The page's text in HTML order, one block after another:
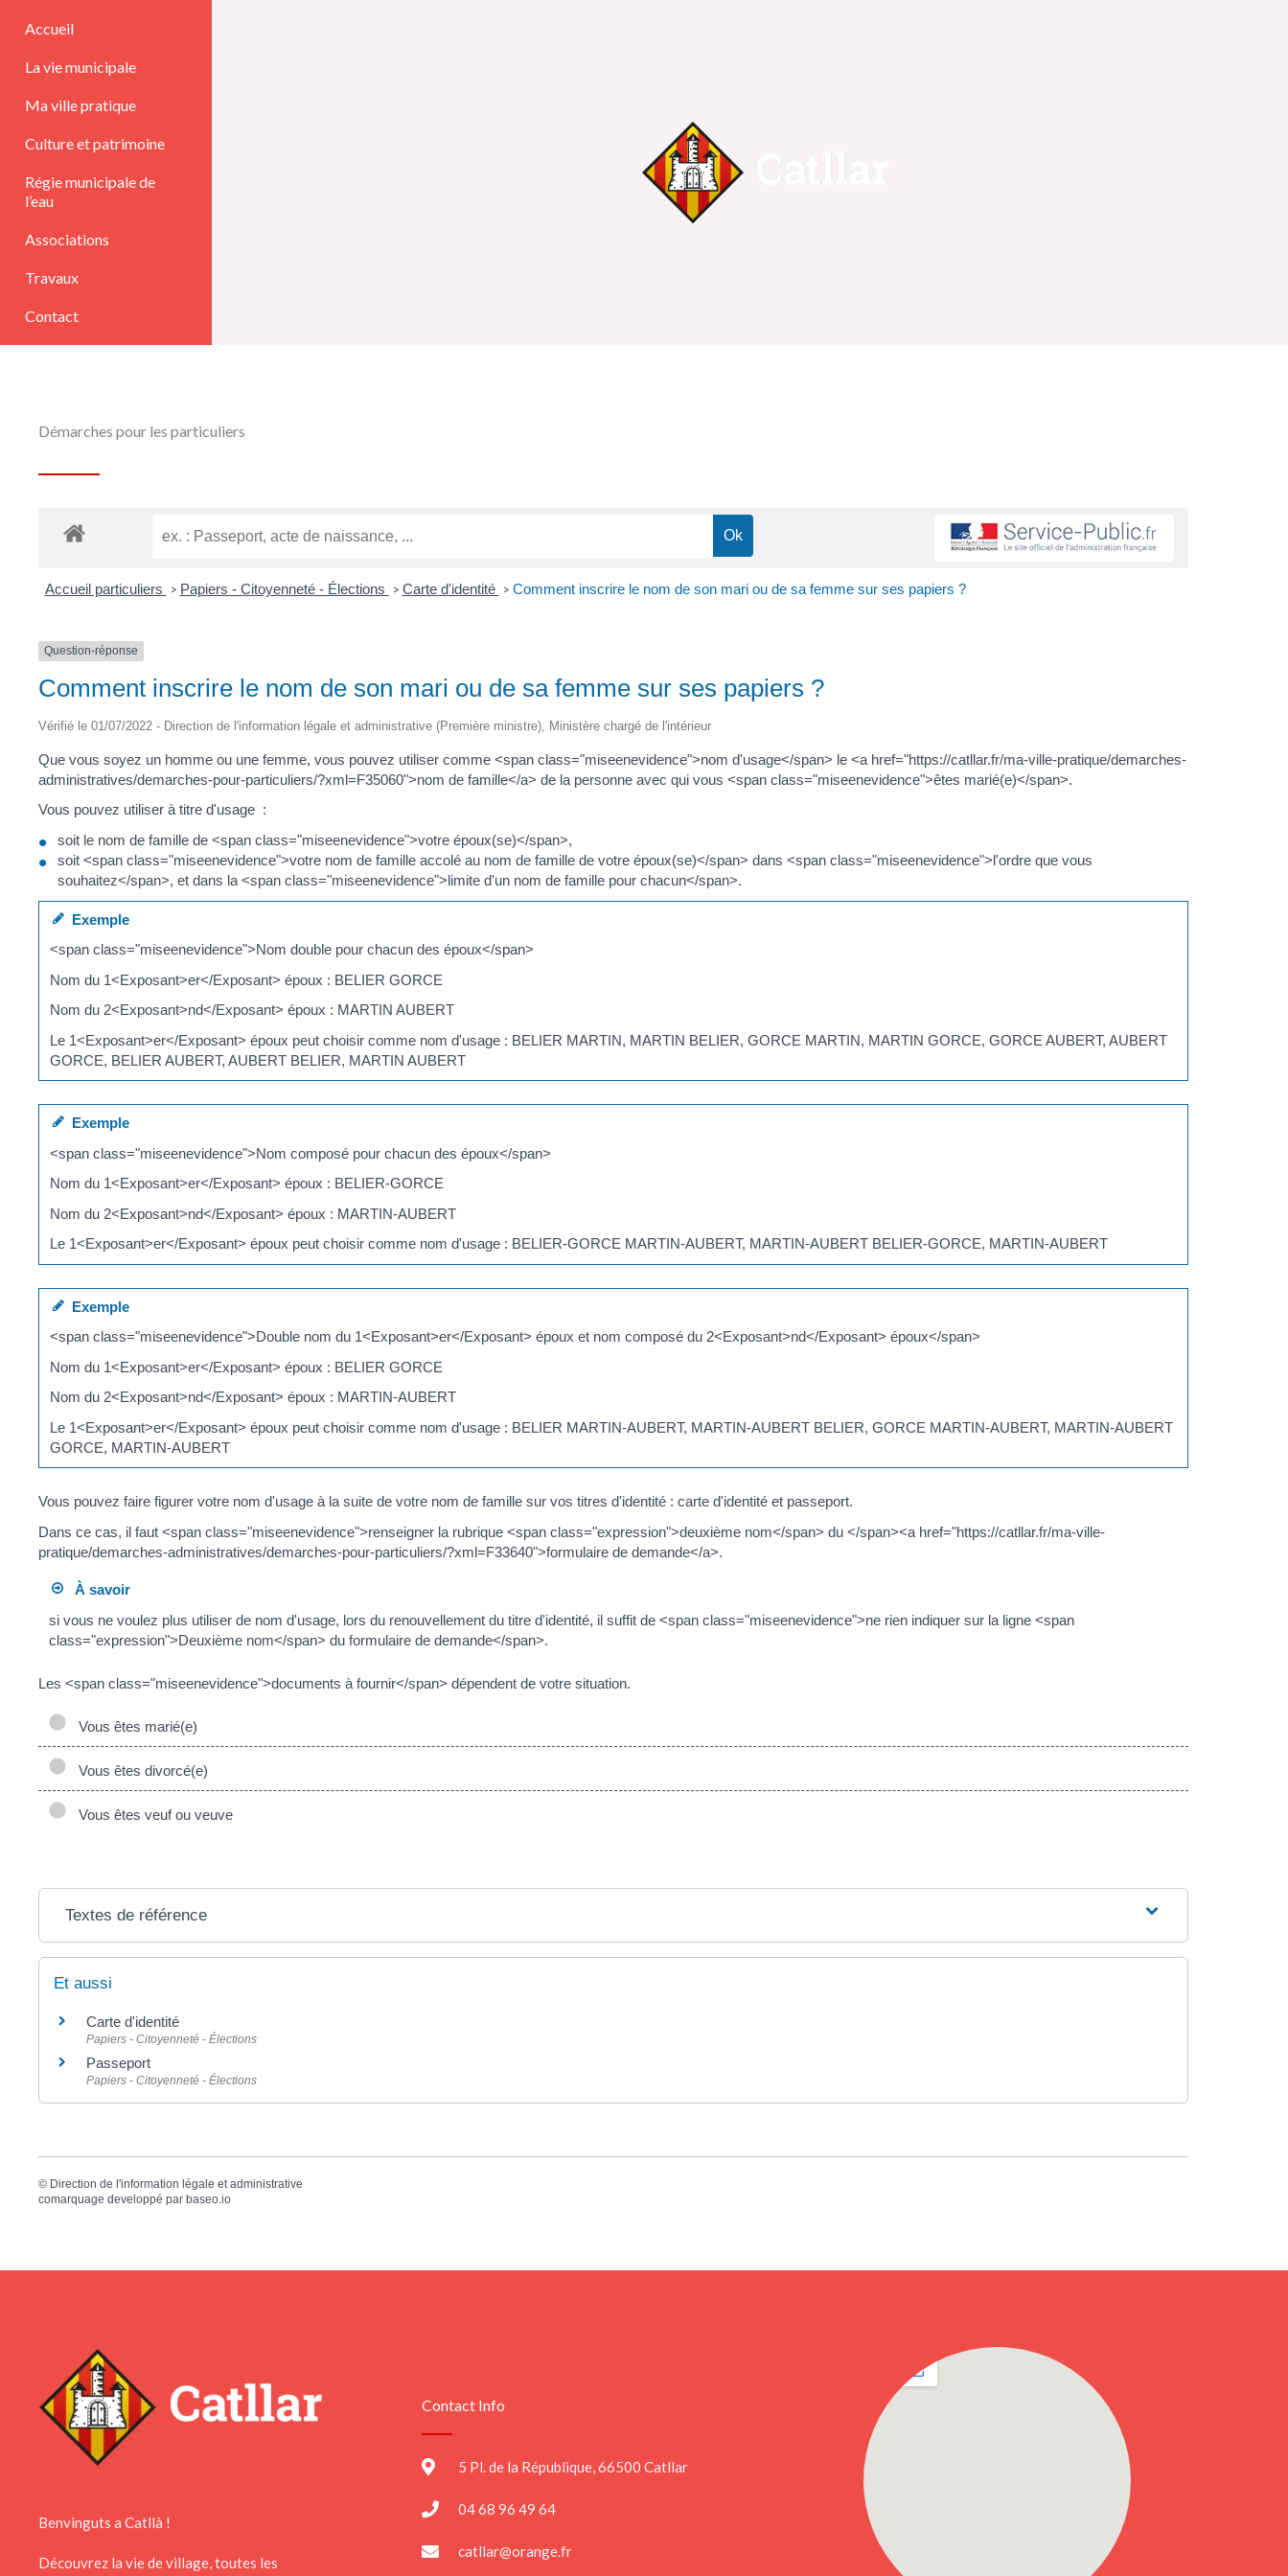
contenu
Accueil
La vie municipale
Ma ville pratique
Culture et patrimoine
Régie municipale de
l’eau
Associations
Travaux
Contact
Démarches pour les particuliers
Accueil particuliers > Papiers - Citoyenneté - Élections > Carte d'identité > Comment inscrire le nom de son mari ou de sa femme sur ses papiers ?
Question-réponse
Comment inscrire le nom de son mari ou de sa femme sur ses papiers ?
Vérifié le 01/07/2022 - Direction de l'information légale et administrative (Première ministre), Ministère chargé de l'intérieur
Que vous soyez un homme ou une femme, vous pouvez utiliser comme <span class="miseenevidence">nom d'usage</span> le <a href="https://catllar.fr/ma-ville-pratique/demarches-
administratives/demarches-pour-particuliers/?xml=F35060">nom de famille</a> de la personne avec qui vous <span class="miseenevidence">êtes marié(e)</span>.
Vous pouvez utiliser à titre d'usage :
soit le nom de famille de <span class="miseenevidence">votre époux(se)</span>,
soit <span class="miseenevidence">votre nom de famille accolé au nom de famille de votre époux(se)</span> dans <span class="miseenevidence">l'ordre que vous
souhaitez</span>, et dans la <span class="miseenevidence">limite d'un nom de famille pour chacun</span>.
Exemple
<span class="miseenevidence">Nom double pour chacun des époux</span>
Nom du 1<Exposant>er</Exposant> époux : BELIER GORCE
Nom du 2<Exposant>nd</Exposant> époux : MARTIN AUBERT
Le 1<Exposant>er</Exposant> époux peut choisir comme nom d'usage : BELIER MARTIN, MARTIN BELIER, GORCE MARTIN, MARTIN GORCE, GORCE AUBERT, AUBERT
GORCE, BELIER AUBERT, AUBERT BELIER, MARTIN AUBERT
Exemple
<span class="miseenevidence">Nom composé pour chacun des époux</span>
Nom du 1<Exposant>er</Exposant> époux : BELIER-GORCE
Nom du 2<Exposant>nd</Exposant> époux : MARTIN-AUBERT
Le 1<Exposant>er</Exposant> époux peut choisir comme nom d'usage : BELIER-GORCE MARTIN-AUBERT, MARTIN-AUBERT BELIER-GORCE, MARTIN-AUBERT
Exemple
<span class="miseenevidence">Double nom du 1<Exposant>er</Exposant> époux et nom composé du 2<Exposant>nd</Exposant> époux</span>
Nom du 1<Exposant>er</Exposant> époux : BELIER GORCE
Nom du 2<Exposant>nd</Exposant> époux : MARTIN-AUBERT
Le 1<Exposant>er</Exposant> époux peut choisir comme nom d'usage : BELIER MARTIN-AUBERT, MARTIN-AUBERT BELIER, GORCE MARTIN-AUBERT, MARTIN-AUBERT
GORCE, MARTIN-AUBERT
Vous pouvez faire figurer votre nom d'usage à la suite de votre nom de famille sur vos titres d'identité : carte d'identité et passeport.
Dans ce cas, il faut <span class="miseenevidence">renseigner la rubrique <span class="expression">deuxième nom</span> du </span><a href="https://catllar.fr/ma-ville-
pratique/demarches-administratives/demarches-pour-particuliers/?xml=F33640">formulaire de demande</a>.
À savoir
si vous ne voulez plus utiliser de nom d'usage, lors du renouvellement du titre d'identité, il suffit de <span class="miseenevidence">ne rien indiquer sur la ligne <span
class="expression">Deuxième nom</span> du formulaire de demande</span>.
Les <span class="miseenevidence">documents à fournir</span> dépendent de votre situation.
Vous êtes marié(e)
Vous êtes divorcé(e)
Vous êtes veuf ou veuve
Textes de référence
Et aussi
Carte d'identité
Papiers - Citoyenneté - Élections
Passeport
Papiers - Citoyenneté - Élections
© Direction de l'information légale et administrative
comarquage developpé par baseo.io
Benvinguts a Catllà !
Découvrez la vie de village, toutes les
Contact Info
5 Pl. de la République, 66500 Catllar
04 68 96 49 64
catllar@orange.fr